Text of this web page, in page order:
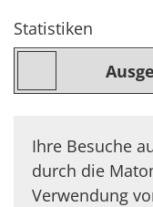
Statistiken
Ihre Besuche
durch die
Verwendung